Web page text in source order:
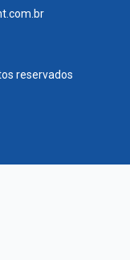
reservados